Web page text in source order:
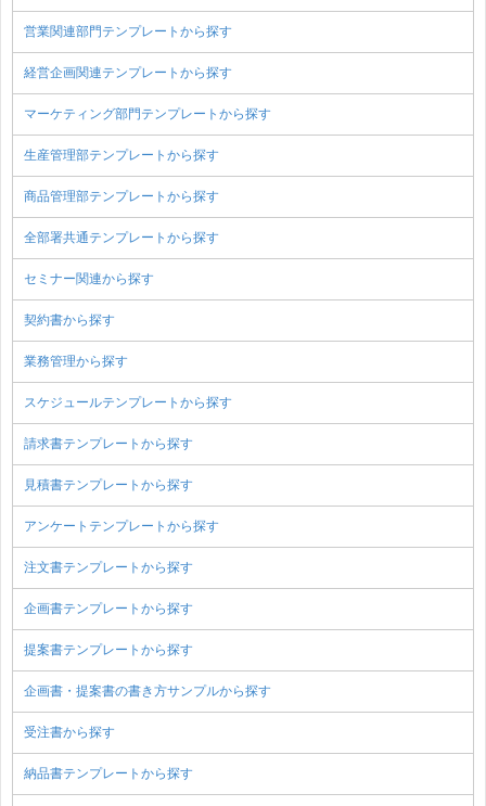
営業関連部門テンプレートから探す
経営企画関連テンプレートから探す
マーケティング部門テンプレートから探す
生産管理部テンプレートから探す
商品管理部テンプレートから探す
全部署共通テンプレートから探す
セミナー関連から探す
契約書から探す
業務管理から探す
スケジュールテンプレートから探す
請求書テンプレートから探す
見積書テンプレートから探す
アンケートテンプレートから探す
注文書テンプレートから探す
企画書テンプレートから探す
提案書テンプレートから探す
企画書・提案書の書き方サンプルから探す
受注書から探す
納品書テンプレートから探す